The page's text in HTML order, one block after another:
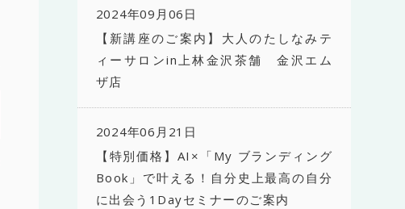
2024年09月06日
【新講座のご案内】大人のたしなみテ
ィーサロンin上林金沢茶舗 金沢エム
ザ店
2024年06月21日
【特別価格】AI×「My ブランディング
Book」で叶える！自分史上最高の自分
に出会う1Dayセミナーのご案内